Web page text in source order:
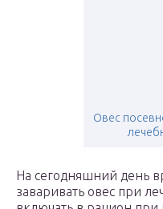
Овес
На сегодняшний день
заваривать овес при